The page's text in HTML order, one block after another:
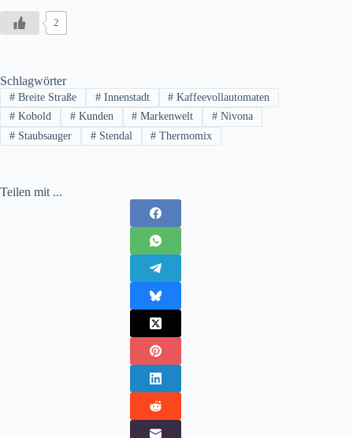
2
Schlagwörter
#Breite Straße #Innenstadt # Kaffeevollautomaten
#Kobold #Kunden # Markenwelt # Nivona
#Staubsauger #Stendal # Thermomix
Teilen mit ...